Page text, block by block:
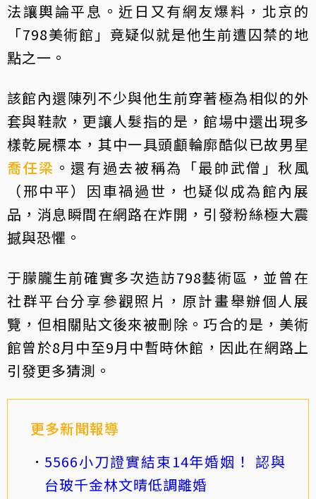
法讓輿論平息。近日又有網友爆料，北京的
「798美術館」竟疑似就是他生前遭囚禁的地
點之一。
該館內還陳列不少與他生前穿著極為相似的外
套與鞋款，更讓人髮指的是，館場中還出現多
樣乾屍標本，其中一具頭顱輪廓酷似已故男星
喬任梁 。還有過去被稱為「最帥武僧」秋風
（邢中平）因車禍過世，也疑似成為館內展
品，消息瞬間在網路在炸開，引發粉絲極大震
撼與恐懼。
于朦朧生前確實多次造訪798藝術區，並曾在
社群平台分享參觀照片，原計畫舉辦個人展
覽，但相關貼文後來被刪除。巧合的是，美術
館曾於8月中至9月中暫時休館，因此在網路上
引發更多猜測。
更多新聞報導
5566小刀證實結束14年婚姻！ 認與
台玻千金林文晴低調離婚